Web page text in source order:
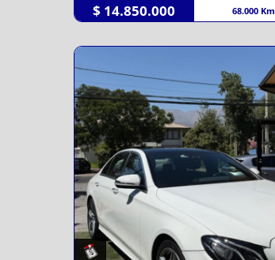
$ 14.850.000 68.000 Km